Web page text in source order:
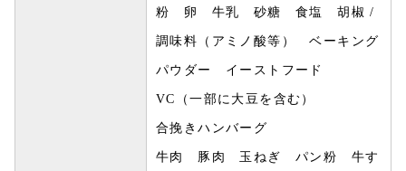
粉 卵 牛乳 砂糖 食塩 胡椒 /
調味料（アミノ酸等） ベーキング
パウダー イーストフード
VC（一部に大豆を含む）
合挽きハンバーグ
牛肉 豚肉 玉ねぎ パン粉 牛す